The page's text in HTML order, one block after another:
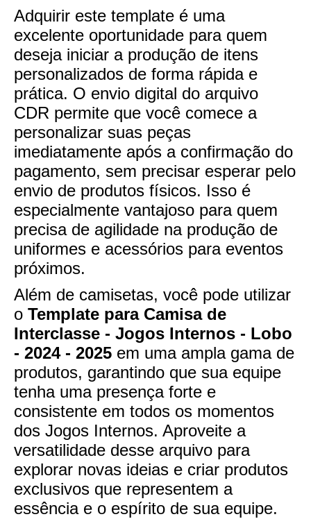
Adquirir este template é uma
excelente oportunidade para quem
deseja iniciar a produção de itens
personalizados de forma rápida e
prática. O envio digital do arquivo
CDR permite que você comece a
personalizar suas peças
imediatamente após a confirmação do
pagamento, sem precisar esperar pelo
envio de produtos físicos. Isso é
especialmente vantajoso para quem
precisa de agilidade na produção de
uniformes e acessórios para eventos
próximos.
Além de camisetas, você pode utilizar
o Template para Camisa de
Interclasse - Jogos Internos - Lobo
- 2024 - 2025 em uma ampla gama de
produtos, garantindo que sua equipe
tenha uma presença forte e
consistente em todos os momentos
dos Jogos Internos. Aproveite a
versatilidade desse arquivo para
explorar novas ideias e criar produtos
exclusivos que representem a
essência e o espírito de sua equipe.